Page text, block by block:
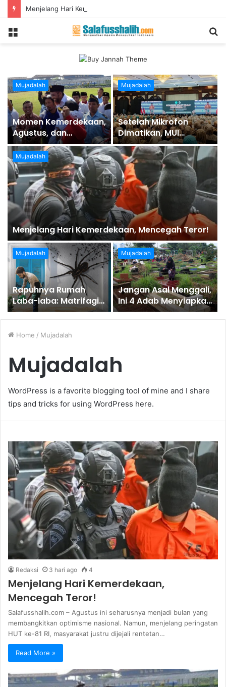
Menjelang Hari Kemerdekaan, Mencegah Teror!
Mujadalah
Menjelang Hari Kemerdekaan, Mencegah Teror!
Mujadalah
Momen Kemerdekaan,
Agustus, dan
Keniscayaan untuk
Mewaspadai
Terorisme
Mujadalah
Setelah Mikrofon
Dimatikan, MUI
Menyalakan Mesin
Mujadalah
Rapuhnya Rumah
Laba-laba: Matrifagi
dan Anomali
Manajemen
Organisasi
Mujadalah
Jangan Asal Menggali,
Ini 4 Adab Menyiapkan
Liang Kubur!
Home / Mujadalah
Mujadalah
WordPress is a favorite blogging tool of mine and I share
tips and tricks for using WordPress here.
Redaksi 3 hari ago 4
Menjelang Hari Kemerdekaan,
Mencegah Teror!
Salafusshalih.com – Agustus ini seharusnya menjadi bulan yang
membangkitkan optimisme nasional. Namun, menjelang peringatan
HUT ke-81 RI, masyarakat justru dijejali rentetan…
Read More »